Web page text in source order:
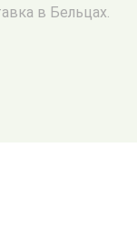
в Бельцах.